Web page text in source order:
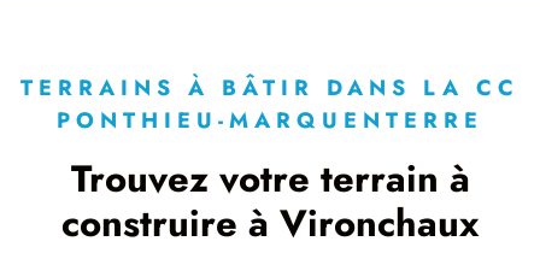
à Forest-l'Abbaye(80150)
1 TERRAIN CONSTRUCTIBLE
Gueschart(80150)
TERRAINS À BÂTIR DANS LA CC
PONTHIEU-MARQUENTERRE
Trouvez votre terrain à
construire à Vironchaux